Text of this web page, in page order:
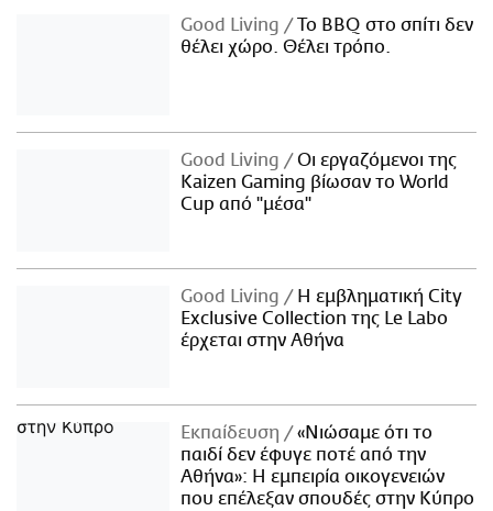
Good Living
Το BBQ στο σπίτι δεν
θέλει χώρο. Θέλει τρόπο.
Good Living
Οι εργαζόμενοι της
Kaizen Gaming βίωσαν το World
Cup από "μέσα"
Good Living
Η εμβληματική City
Exclusive Collection της Le Labo
έρχεται στην Αθήνα
Εκπαίδευση
«Νιώσαμε ότι το
παιδί δεν έφυγε ποτέ από την
Αθήνα»: Η εμπειρία οικογενειών
που επέλεξαν σπουδές στην Κύπρο